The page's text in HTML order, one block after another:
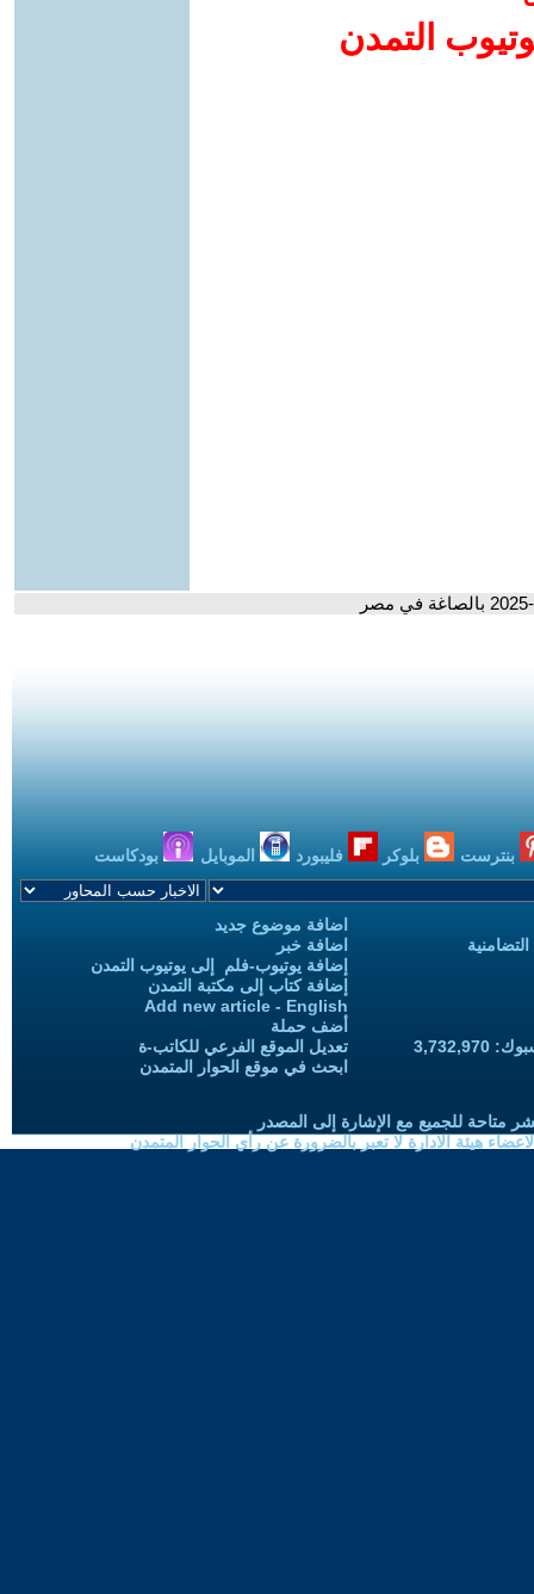
التمدن
بنترست بلوكر فليبورد الموبايل بودكاست
اضافة موضوع جديد
اضافة خبر
إضافة يوتيوب-فلم إلى يوتيوب التمدن
إضافة كتاب إلى مكتبة التمدن
Add new article - English
أضف حملة
تعديل الموقع الفرعي للكاتب-ة
ابحث في موقع الحوار المتمدن
متاحة للجميع مع الإشارة إلى المصدر
هيئة الادارة لا تعبر بالضرورة عن رأي الحوار المتمدن